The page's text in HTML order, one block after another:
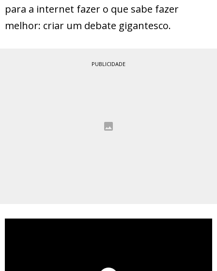
para a internet fazer o que sabe fazer
melhor: criar um debate gigantesco.
PUBLICIDADE